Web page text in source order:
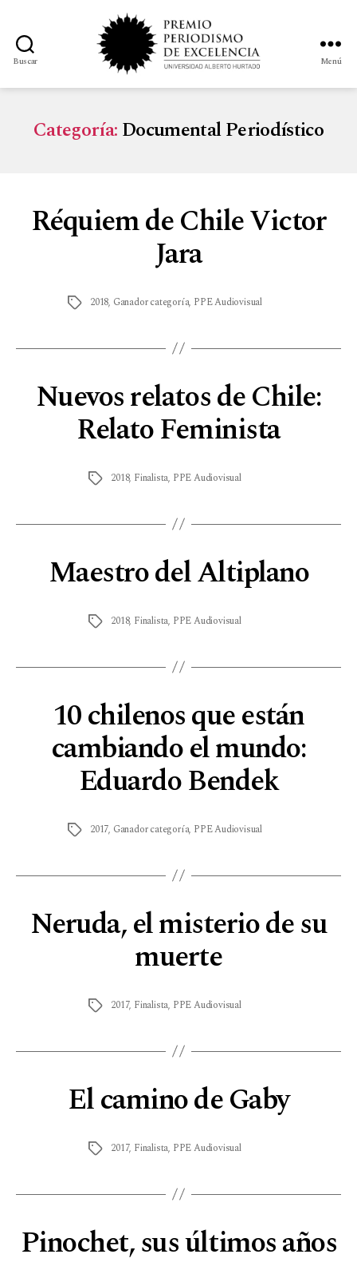
Buscar Menú
Categoría:Documental Periodístico
Réquiem de Chile Victor
Jara
2018, Ganador categoría, PPE Audiovisual
Nuevos relatos de Chile:
Relato Feminista
2018, Finalista, PPE Audiovisual
Maestro del Altiplano
2018, Finalista, PPE Audiovisual
10 chilenos que están
cambiando el mundo:
Eduardo Bendek
2017, Ganador categoría, PPE Audiovisual
Neruda, el misterio de su
muerte
2017, Finalista, PPE Audiovisual
El camino de Gaby
2017, Finalista, PPE Audiovisual
Pinochet, sus últimos años